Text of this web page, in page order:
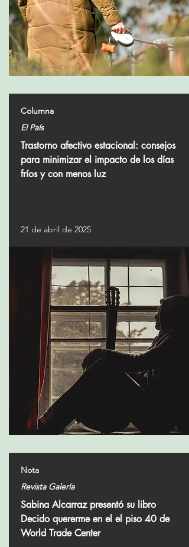
Columna
El País
Trastorno afectivo estacional: consejos
para minimizar el impacto de los días
fríos y con menos luz
21 de abril de 2025
Nota
Revista Galería
Sabina Alcarraz presentó su libro
Decido quererme en el el piso 40 de
World Trade Center